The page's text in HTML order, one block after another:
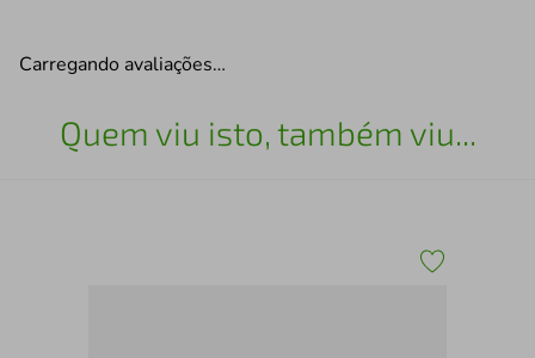
Carregando avaliações…
Quem viu isto, também viu...